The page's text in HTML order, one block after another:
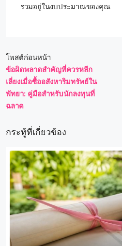
รวมอยู่ในงบประมาณของคุณ
โพสต์ก่อนหน้า
ข้อผิดพลาดสำคัญที่ควรหลีก
เลี่ยงเมื่อซื้ออสังหาริมทรัพย์ใน
พัทยา: คู่มือสำหรับนักลงทุนที่
ฉลาด
กระทู้ที่เกี่ยวข้อง